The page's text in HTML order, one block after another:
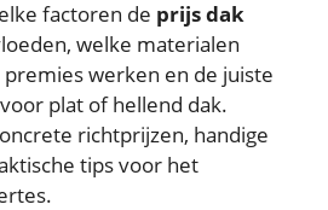
factoren de prijs dak
welke materialen
werken en de juiste
plat of hellend dak.
richtprijzen, handige
tips voor het